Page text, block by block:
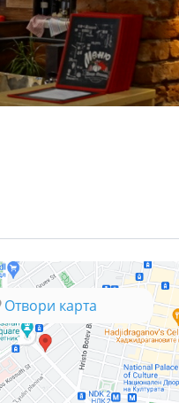
Отвори карта